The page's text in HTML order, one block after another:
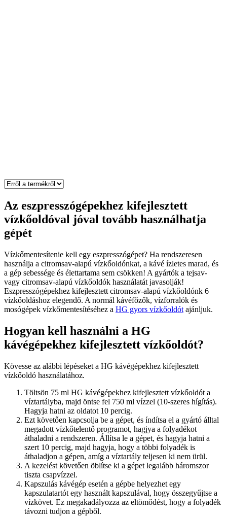
Az eszpresszógépekhez kifejlesztett
vízkőoldóval jóval tovább használhatja
gépét
Vízkőmentesítenie kell egy eszpresszógépet? Ha rendszeresen
használja a citromsav-alapú vízkőoldónkat, a kávé ízletes marad, és
a gép sebessége és élettartama sem csökken! A gyártók a tejsav-
vagy citromsav-alapú vízkőoldók használatát javasolják!
Eszpresszógépekhez kifejlesztett citromsav-alapú vízkőoldónk 6
vízkőoldáshoz elegendő. A normál kávéfőzők, vízforralók és
mosógépek vízkőmentesítéséhez a HG gyors vízkőoldót ajánljuk.
Hogyan kell használni a HG
kávégépekhez kifejlesztett vízkőoldót?
Kövesse az alábbi lépéseket a HG kávégépekhez kifejlesztett
vízkőoldó használatához.
Töltsön 75 ml HG kávégépekhez kifejlesztett vízkőoldót a
víztartályba, majd öntse fel 750 ml vízzel (10-szeres hígítás).
Hagyja hatni az oldatot 10 percig.
Ezt követően kapcsolja be a gépet, és índítsa el a gyártó álltal
megadott vízkőtelentő programot, hagjya a folyadékot
áthaladni a rendszeren. Állítsa le a gépet, és hagyja hatni a
szert 10 percig, majd hagyja, hogy a többi folyadék is
áthaladjon a gépen, amíg a víztartály teljesen ki nem ürül.
A kezelést követően öblítse ki a gépet legalább háromszor
tiszta csapvízzel.
Kapszulás kávégép esetén a gépbe helyezhet egy
kapszulatartót egy használt kapszulával, hogy összegyűjtse a
vízkövet. Ez megakadályozza az eltömődést, hogy a folyadék
távozni tudjon a gépből.